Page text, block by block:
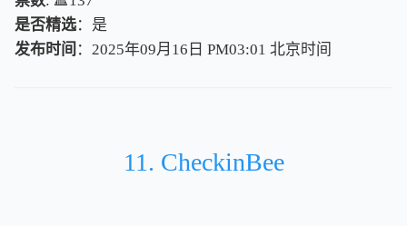
是否精选：是
发布时间 ：2025年09月16日 PM03:01 北京时间
北京时间
11. CheckinBee